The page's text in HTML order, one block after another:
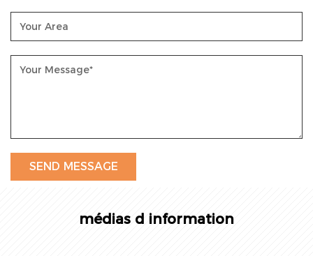
coûts énergétiques grâce à la fonction multi-tarif,
nous pousse à fournir un compteur d'énergie qui
non seulement mesure mais donne du pouvoir.
installation facile, une multifonctionnalité, une
médias d information